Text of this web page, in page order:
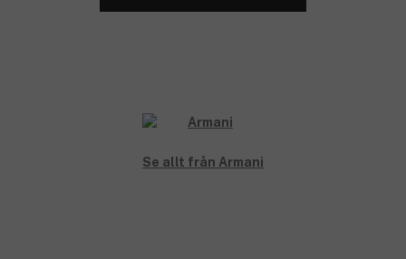
Se allt från Armani